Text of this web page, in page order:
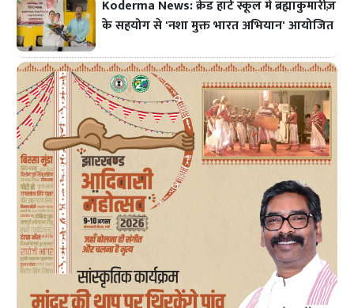
Koderma News: क्रेड हार्ट स्कूल में ब्रह्माकुमारीज़
के सहयोग से 'नशा मुक्त भारत अभियान' आयोजित